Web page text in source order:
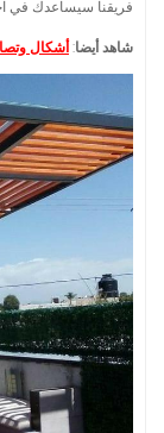
فريقنا سيساعدك في
شاهد أيضا:أشكال